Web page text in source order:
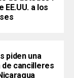
a los
piden una
cancilleres